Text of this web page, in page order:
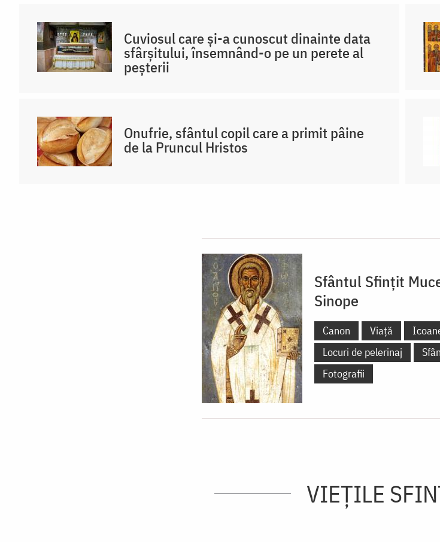
Cuviosul care și-a cunoscut dinainte data
sfârșitului, însemnând-o pe un perete al
peșterii
Onufrie, sfântul copil care a primit pâine
de la Pruncul Hristos
Sfântul Sfințit
Sinope
Canon Viață
Locuri de pelerinaj
Fotografii
VIEŢILE